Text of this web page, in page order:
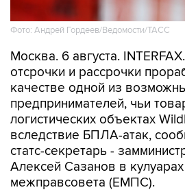
Фото: Андрей Гордеев/Ведомости/ТАСС
Москва. 6 августа.
отсрочки и рассрочки
качестве одной из
предпринимателей, чьи
логистических объектах
вследствие БПЛА-атак,
статс-секретарь -
Алексей Сазанов в
межправсовета (ЕМПС).